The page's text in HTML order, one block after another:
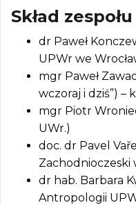
Skład
dr Paweł
UPWr we
mgr Paweł
wczoraj i dziś”)
mgr Piotr
UWr.)
doc. dr Pavel
Zachodnioczeski
dr hab. Barbara
Antropologii